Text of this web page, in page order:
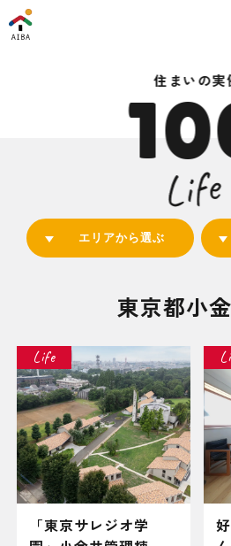
住まいの実
Life
エリアから選ぶ
東京都小
Life
「東京サレジオ学